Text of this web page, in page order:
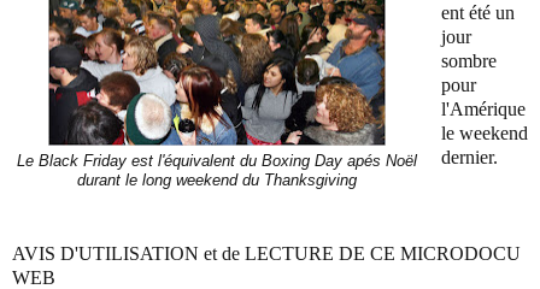
Le Black Friday est l'équivalent du Boxing Day apés Noël
durant le long weekend du Thanksgiving
ent été un
jour
sombre
pour
l'Amérique
le weekend
dernier.
AVIS D'UTILISATION et de LECTURE DE CE MICRODOCU
WEB